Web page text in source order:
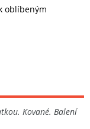
oblíbeným
Kované. Balení